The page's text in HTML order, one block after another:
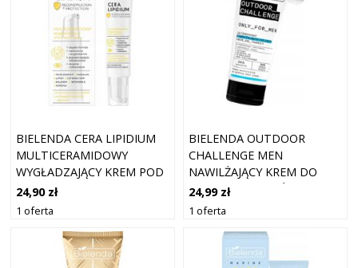
BIELENDA CERA LIPIDIUM
MULTICERAMIDOWY
WYGŁADZAJĄCY KREM POD
OCZY 15ML
24,90 zł
1 oferta
BIELENDA OUTDOOR
CHALLENGE MEN
NAWILŻAJĄCY KREM DO
TWARZY DLA MĘŻCZYZN
50ML
24,99 zł
1 oferta